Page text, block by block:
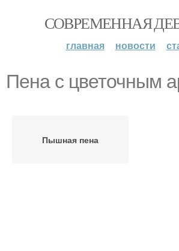
СОВРЕМЕННАЯ
главная новости
Пена с цветочным
Пышная пена